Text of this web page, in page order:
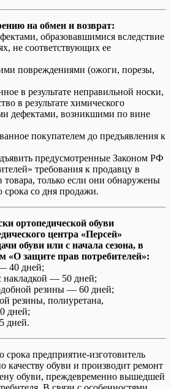
на обмен и возврат:
образовавшимися вследствие
не соответствующих ее
повреждениями (ожоги, порезы,
в результате неправильной носки,
в результате химического
дефектами, возникшими по вине
покупателем до предъявления к
предусмотренные Законом РФ
требования к продавцу в
товара, только если они обнаружены
срока со дня продажи.
ортопедической обуви
центра «Персей»
обуви или с начала сезона, в
«О защите прав потребителей»:
40 дней;
накладкой — 50 дней;
резины — 60 дней;
резины, полиуретана,
дней;
дней.
срока предприятие-изготовитель
качеству обуви и производит ремонт
обуви, преждевременно вышедшей